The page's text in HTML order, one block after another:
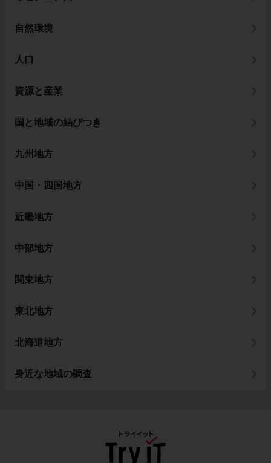
自然環境
人口
資源と産業
国と地域の結びつき
九州地方
中国・四国地方
近畿地方
中部地方
関東地方
東北地方
北海道地方
身近な地域の調査